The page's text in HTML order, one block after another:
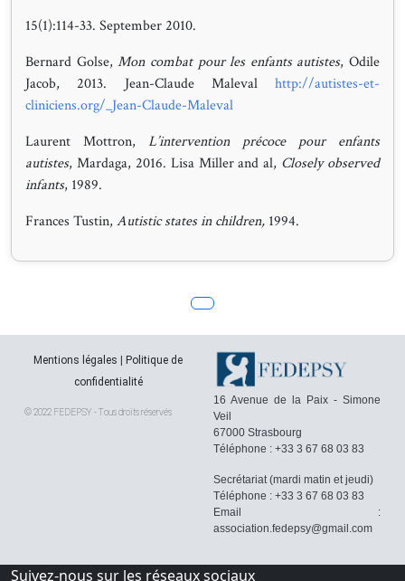
15(1):114-33. September 2010.
Bernard Golse,Mon combat pour les enfants autistes, Odile
Jacob, 2013. Jean-Claude Maleval http://autistes-et-
cliniciens.org/_Jean-Claude-Maleval
Laurent Mottron, L’intervention précoce pour enfants
autistes, Mardaga, 2016. Lisa Miller and al, Closely observed
infants, 1989.
Frances Tustin, Autistic states in children, 1994.
Mentions légales
Politique de
confidentialité
© 2022 FEDEPSY - Tous droits réservés
16 Avenue de la Paix - Simone
Veil
67000 Strasbourg
Téléphone : +33 3 67 68 03 83
Secrétariat (mardi matin et jeudi)
Téléphone : +33 3 67 68 03 83
Email :
association.fedepsy@gmail.com
Suivez-nous sur les réseaux sociaux